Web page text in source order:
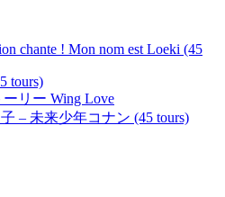
chante ! Mon nom est Loeki (45
tours)
リー Wing Love
– 未来少年コナン (45 tours)